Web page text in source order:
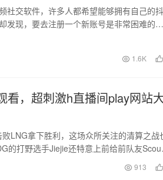
社交软件，许多人都希望能够拥有自己的抖
发现，要去注册一个新账号是非常困难的，
1.6K
看，超刺激h直播间play网站
LNG拿下胜利，这场众所关注的清算之战
的打野选手Jiejie还特意上前给前队友Scout
913